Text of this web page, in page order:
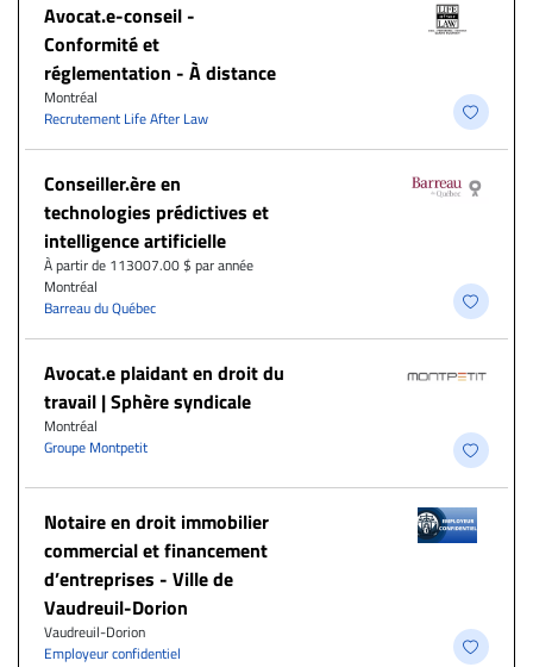
​Avocat.e-conseil -
Conformité et
réglementation - À distance
Montréal
Recrutement Life After Law
Conseiller.ère en
technologies prédictives et
intelligence artificielle
À partir de 113007.00 $ par année
Montréal
Barreau du Québec
Avocat.e plaidant en droit du
travail | Sphère syndicale
Montréal
Groupe Montpetit
Notaire en droit immobilier
commercial et financement
d’entreprises - Ville de
Vaudreuil-Dorion
Vaudreuil-Dorion
Employeur confidentiel